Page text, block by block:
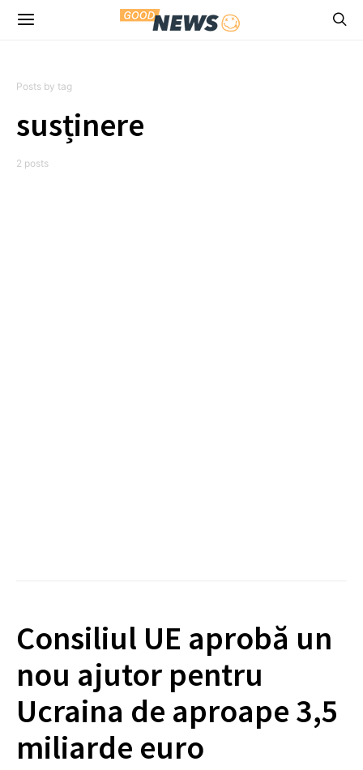
Posts by tag
susținere
2 posts
Consiliul UE aprobă un
nou ajutor pentru
Ucraina de aproape 3,5
miliarde euro